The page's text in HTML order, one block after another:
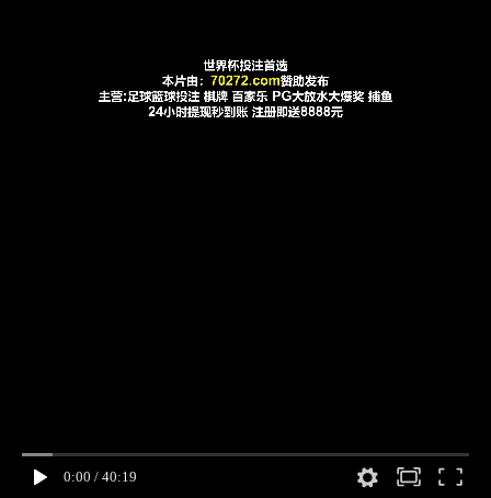
0:00 / 40:19